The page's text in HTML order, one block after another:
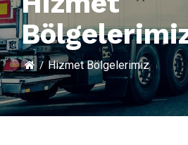
Hizmet Bölgelerimiz